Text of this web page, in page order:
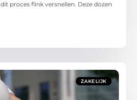
proces flink versnellen. Deze dozen
ZAKELIJK